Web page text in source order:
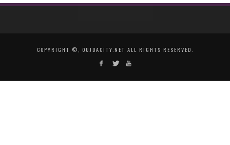
COPYRIGHT ©, OUJDACITY.NET ALL RIGHTS RESERVED.